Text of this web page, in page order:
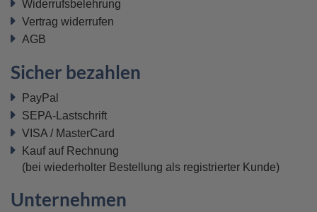
Widerrufsbelehrung
Vertrag widerrufen
AGB
Sicher bezahlen
PayPal
SEPA-Lastschrift
VISA / MasterCard
Kauf auf Rechnung
(bei wiederholter Bestellung als registrierter Kunde)
Unternehmen